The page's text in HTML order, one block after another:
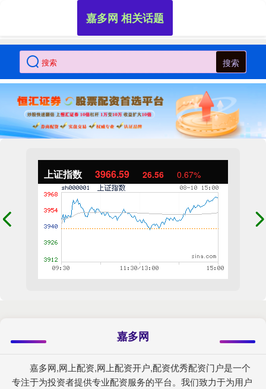
搜索
上证指数 3966.59 26.56 0.67%
嘉多网
嘉多网,网上配资,网上配资开户,配资优秀配资门户是一个
专注于为投资者提供专业配资服务的平台。我们致力于为用户
嘉多网 相关话题